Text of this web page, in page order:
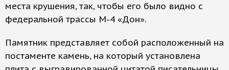
места крушения, так, чтобы его было видно с
федеральной трассы М-4 «Дон».
Памятник представляет собой расположенный на
постаменте камень, на который установлена